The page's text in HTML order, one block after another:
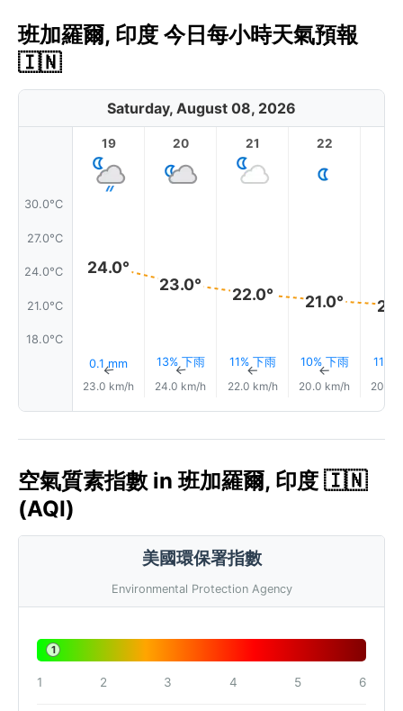
班加羅爾, 印度 今日每小時天氣預報
🇮🇳
Saturday, August 08, 2026
30.0°C
27.0°C
24.0°C
21.0°C
18.0°C
19
24.0°
0.1 mm
↑
23.0 km/h
20
23.0°
13% 下雨
↑
24.0 km/h
21
22.0°
11% 下雨
↑
22.0 km/h
22
21.0°
10% 下雨
↑
20.0 km/h
11%
20.0
空氣質素指數 in 班加羅爾, 印度 🇮🇳
(AQI)
美國環保署指數
Environmental Protection Agency
1
1 2 3 4 5 6